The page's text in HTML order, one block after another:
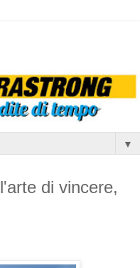
▼
di vincere,